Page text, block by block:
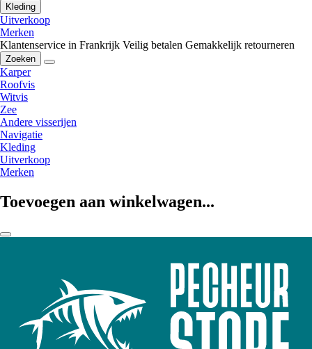
Kleding
Uitverkoop
Merken
Klantenservice in Frankrijk Veilig betalen Gemakkelijk retourneren
Zoeken
Karper
Roofvis
Witvis
Zee
Andere visserijen
Navigatie
Kleding
Uitverkoop
Merken
Toevoegen aan winkelwagen...